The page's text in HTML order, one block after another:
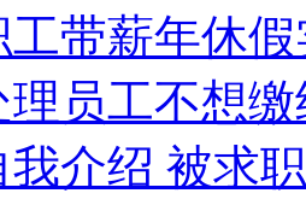
工带薪年休
理员工不想
介绍 被求